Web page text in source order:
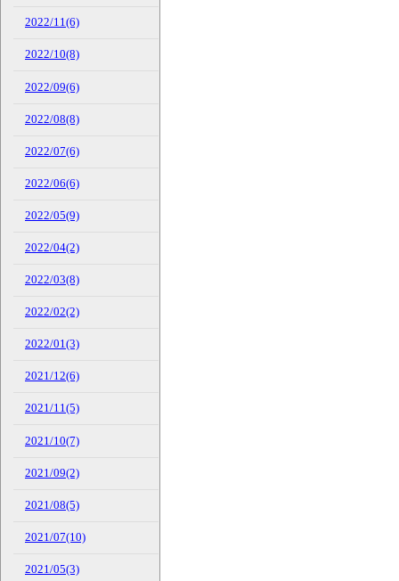
2022/11(6)
2022/10(8)
2022/09(6)
2022/08(8)
2022/07(6)
2022/06(6)
2022/05(9)
2022/04(2)
2022/03(8)
2022/02(2)
2022/01(3)
2021/12(6)
2021/11(5)
2021/10(7)
2021/09(2)
2021/08(5)
2021/07(10)
2021/05(3)